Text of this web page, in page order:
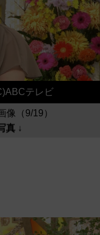
テレビ
像（9/19）
真 ↓